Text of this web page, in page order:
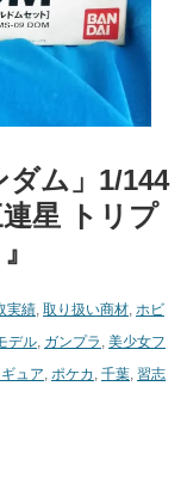
ダム」1/144
星 ​トリプ
実績, 取り扱い商材, ホビ
デル, ガンプラ , 美少女フ
ュア, ポケカ , 千葉, 習志